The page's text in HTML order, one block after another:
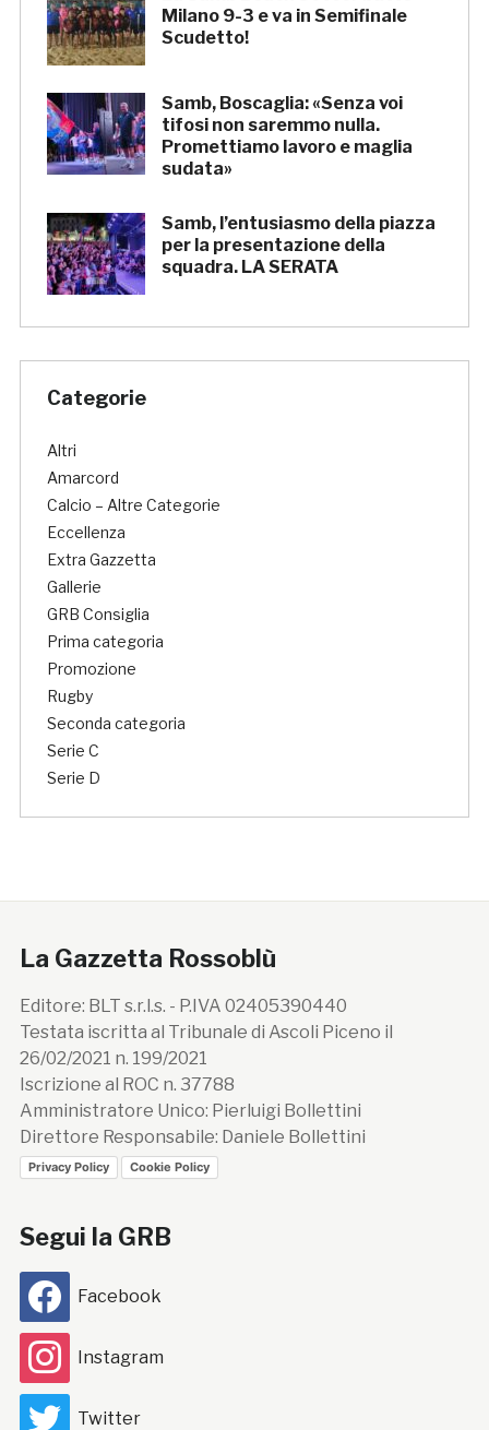
Milano 9-3 e va in Semifinale
Scudetto!
Samb, Boscaglia: «Senza voi
tifosi non saremmo nulla.
Promettiamo lavoro e maglia
sudata»
Samb, l’entusiasmo della piazza
per la presentazione della
squadra. LA SERATA
Categorie
Altri
Amarcord
Calcio – Altre Categorie
Eccellenza
Extra Gazzetta
Gallerie
GRB Consiglia
Prima categoria
Promozione
Rugby
Seconda categoria
Serie C
Serie D
La Gazzetta Rossoblù
Editore: BLT s.r.l.s. - P.IVA 02405390440
Testata iscritta al Tribunale di Ascoli Piceno il
26/02/2021 n. 199/2021
Iscrizione al ROC n. 37788
Amministratore Unico: Pierluigi Bollettini
Direttore Responsabile: Daniele Bollettini
Privacy Policy Cookie Policy
Segui la GRB
Facebook
Instagram
Twitter